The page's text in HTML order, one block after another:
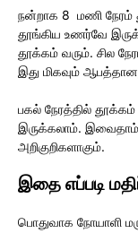
நன்றாக 8 மணி நேரம்
தூங்கிய உணர்வே
தூக்கம் வரும். சில
இது மிகவும்
பகல் நேரத்தில் தூக்கம்
இருக்கலாம்.
அறிகுறிகளாகும்.
இதை எப்படி
பொதுவாக நோயாளி